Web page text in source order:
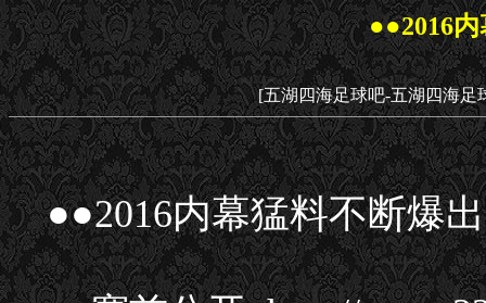
●●2016
[五湖四海足球吧-五湖四海足
●●2016内幕猛料不断爆